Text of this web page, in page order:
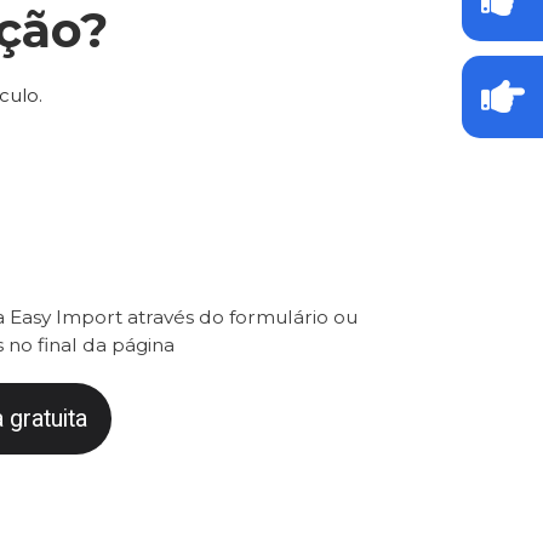
Import através do formulário ou
no final da página
gratuita